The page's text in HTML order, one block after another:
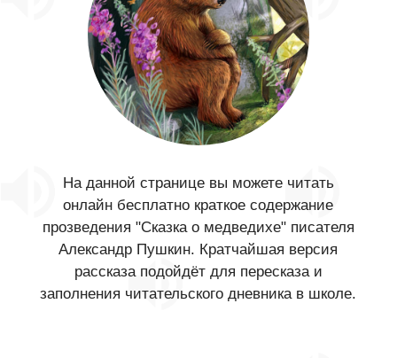
На данной странице вы можете читать
онлайн бесплатно краткое содержание
прозведения "Сказка о медведихе" писателя
Александр Пушкин. Кратчайшая версия
рассказа подойдёт для пересказа и
заполнения читательского дневника в школе.